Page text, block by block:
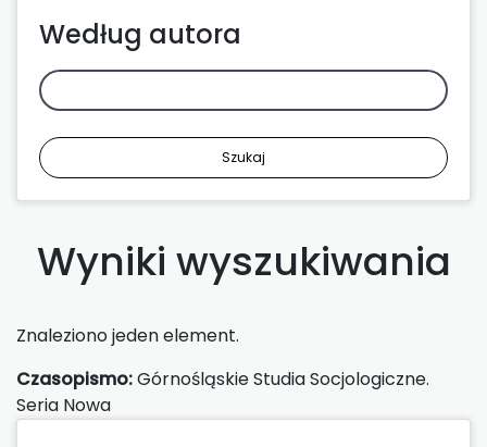
Według autora
Szukaj
Wyniki wyszukiwania
Znaleziono jeden element.
Czasopismo:Górnośląskie Studia Socjologiczne.
Seria Nowa